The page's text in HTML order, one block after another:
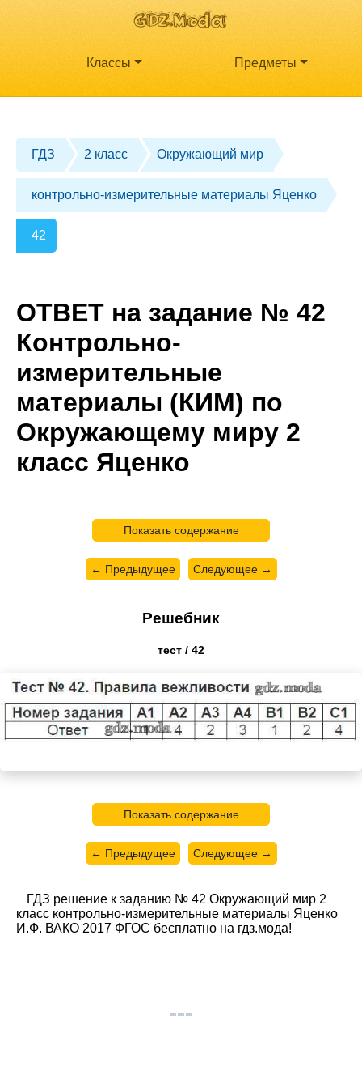
Классы Предметы
ГДЗ 2 класс Окружающий мир
контрольно-измерительные материалы Яценко
42
ОТВЕТ на задание № 42
Контрольно-
измерительные
материалы (КИМ) по
Окружающему миру 2
класс Яценко
Показать содержание
← Предыдущее Следующее →
Решебник
тест / 42
Показать содержание
← Предыдущее Следующее →
ГДЗ решение к заданию № 42 Окружающий мир 2
класс контрольно-измерительные материалы Яценко
И.Ф. ВАКО 2017 ФГОС бесплатно на гдз.мода!